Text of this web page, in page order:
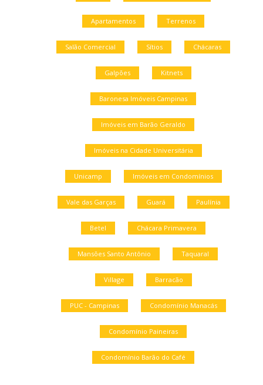
Apartamentos Terrenos
Salão Comercial Sítios Chácaras
Galpões Kitnets
Baronesa Imóveis Campinas
Imóveis em Barão Geraldo
Imóveis na Cidade Universitária
Unicamp Imóveis em Condomínios
Vale das Garças Guará Paulínia
Betel Chácara Primavera
Mansões Santo Antônio Taquaral
Village Barracão
PUC - Campinas Condomínio Manacás
Condomínio Paineiras
Condomínio Barão do Café